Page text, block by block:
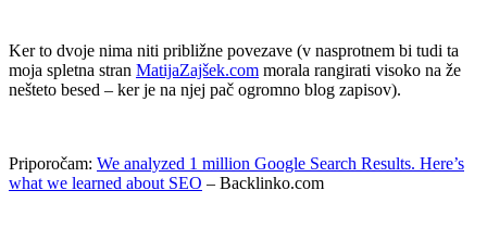
Ker to dvoje nima niti približne povezave (v nasprotnem bi tudi ta
moja spletna stran MatijaZajšek.com morala rangirati visoko na že
nešteto besed – ker je na njej pač ogromno blog zapisov).
Priporočam: We analyzed 1 million Google Search Results. Here’s
what we learned about SEO – Backlinko.com